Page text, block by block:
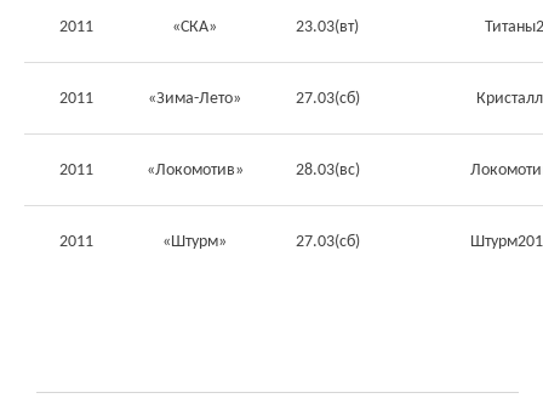
2011 «СКА» 23.03(вт)
2011 «Зима-Лето» 27.03(сб)
2011 «Локомотив» 28.03(вс)
2011 «Штурм» 27.03(сб)